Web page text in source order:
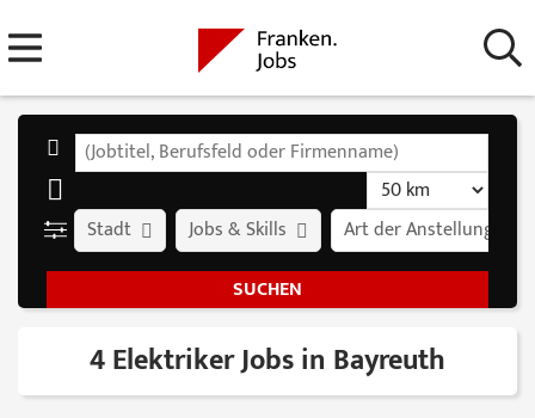
Stadt Art der Anstellung
Jobs & Skills
4 Elektriker Jobs in Bayreuth